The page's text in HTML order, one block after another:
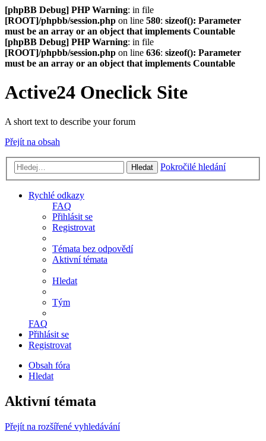
[phpBB Debug] PHP Warning: in file
[ROOT]/phpbb/session.php on line 580: sizeof(): Parameter
must be an array or an object that implements Countable
[phpBB Debug] PHP Warning: in file
[ROOT]/phpbb/session.php on line 636: sizeof(): Parameter
must be an array or an object that implements Countable
Active24 Oneclick Site
A short text to describe your forum
Přejít na obsah
Hledat Pokročilé hledání
Rychlé odkazy
FAQ
Přihlásit se
Registrovat
Témata bez odpovědí
Aktivní témata
Hledat
Tým
FAQ
Přihlásit se
Registrovat
Obsah fóra
Hledat
Aktivní témata
Přejít na rozšířené vyhledávání